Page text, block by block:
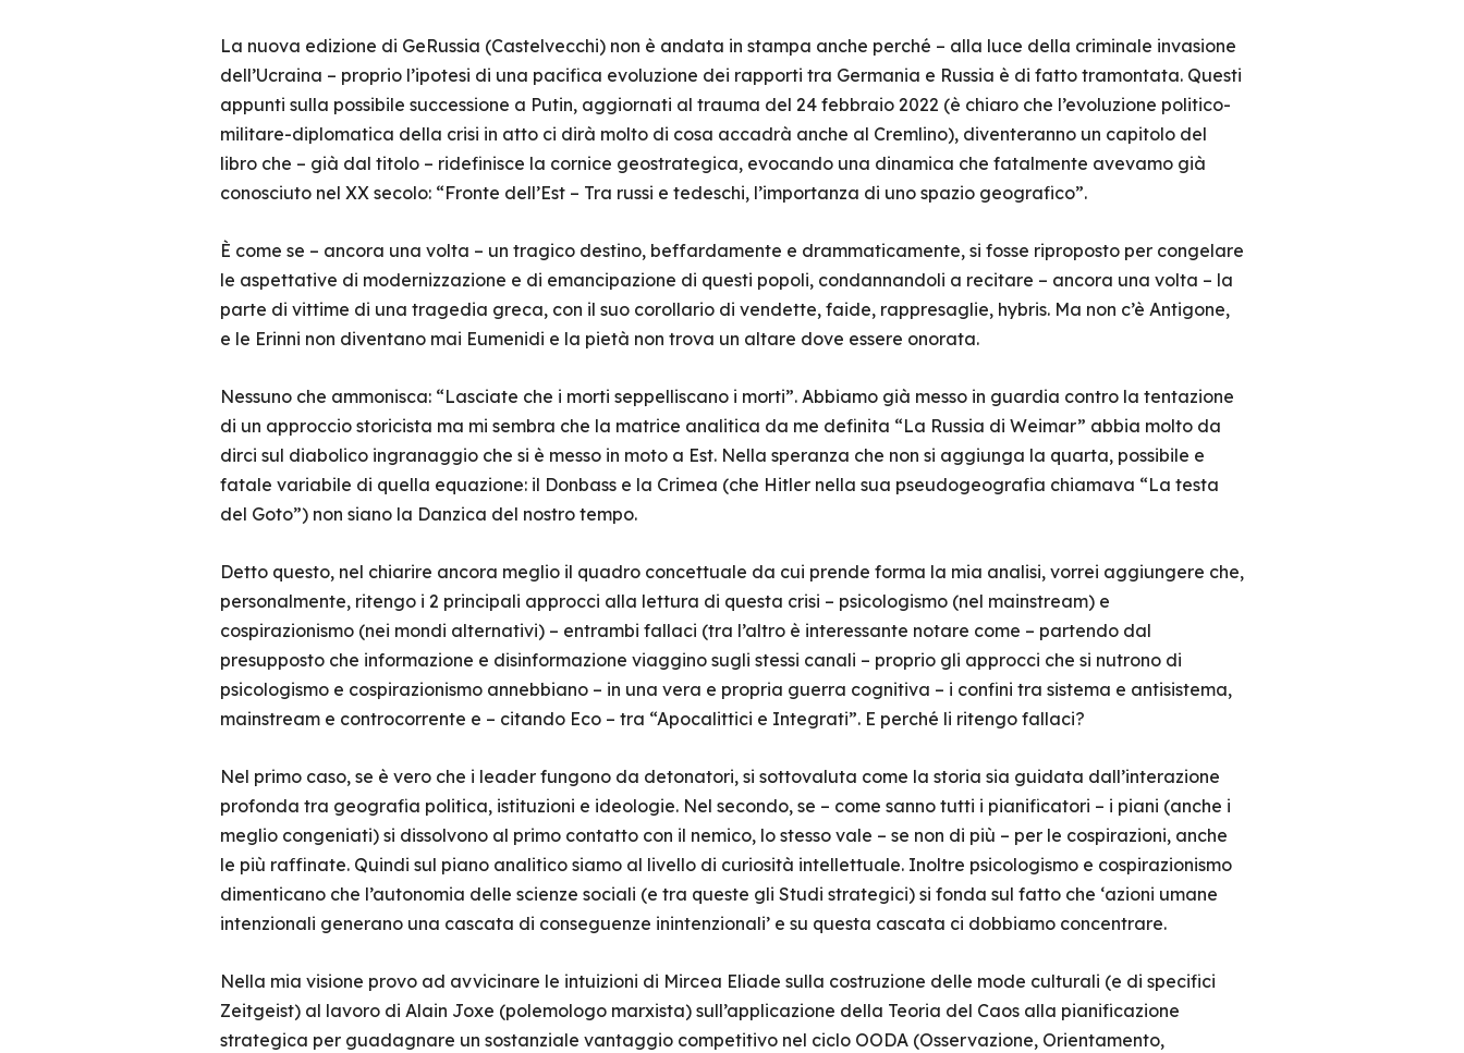
La nuova edizione di GeRussia (Castelvecchi) non è andata in stampa anche perché – alla luce della criminale invasione
dell’Ucraina – proprio l’ipotesi di una pacifica evoluzione dei rapporti tra Germania e Russia è di fatto tramontata. Questi
appunti sulla possibile successione a Putin, aggiornati al trauma del 24 febbraio 2022 (è chiaro che l’evoluzione politico-
militare-diplomatica della crisi in atto ci dirà molto di cosa accadrà anche al Cremlino), diventeranno un capitolo del
libro che – già dal titolo – ridefinisce la cornice geostrategica, evocando una dinamica che fatalmente avevamo già
conosciuto nel XX secolo: “Fronte dell’Est – Tra russi e tedeschi, l’importanza di uno spazio geografico”.
È come se – ancora una volta – un tragico destino, beffardamente e drammaticamente, si fosse riproposto per congelare
le aspettative di modernizzazione e di emancipazione di questi popoli, condannandoli a recitare – ancora una volta – la
parte di vittime di una tragedia greca, con il suo corollario di vendette, faide, rappresaglie, hybris. Ma non c’è Antigone,
e le Erinni non diventano mai Eumenidi e la pietà non trova un altare dove essere onorata.
Nessuno che ammonisca: “Lasciate che i morti seppelliscano i morti”. Abbiamo già messo in guardia contro la tentazione
di un approccio storicista ma mi sembra che la matrice analitica da me definita “La Russia di Weimar” abbia molto da
dirci sul diabolico ingranaggio che si è messo in moto a Est. Nella speranza che non si aggiunga la quarta, possibile e
fatale variabile di quella equazione: il Donbass e la Crimea (che Hitler nella sua pseudogeografia chiamava “La testa
del Goto”) non siano la Danzica del nostro tempo.
Detto questo, nel chiarire ancora meglio il quadro concettuale da cui prende forma la mia analisi, vorrei aggiungere che,
personalmente, ritengo i 2 principali approcci alla lettura di questa crisi – psicologismo (nel mainstream) e
cospirazionismo (nei mondi alternativi) – entrambi fallaci (tra l’altro è interessante notare come – partendo dal
presupposto che informazione e disinformazione viaggino sugli stessi canali – proprio gli approcci che si nutrono di
psicologismo e cospirazionismo annebbiano – in una vera e propria guerra cognitiva – i confini tra sistema e antisistema,
mainstream e controcorrente e – citando Eco – tra “Apocalittici e Integrati”. E perché li ritengo fallaci?
Nel primo caso, se è vero che i leader fungono da detonatori, si sottovaluta come la storia sia guidata dall’interazione
profonda tra geografia politica, istituzioni e ideologie. Nel secondo, se – come sanno tutti i pianificatori – i piani (anche i
meglio congeniati) si dissolvono al primo contatto con il nemico, lo stesso vale – se non di più – per le cospirazioni, anche
le più raffinate. Quindi sul piano analitico siamo al livello di curiosità intellettuale. Inoltre psicologismo e cospirazionismo
dimenticano che l’autonomia delle scienze sociali (e tra queste gli Studi strategici) si fonda sul fatto che ‘azioni umane
intenzionali generano una cascata di conseguenze inintenzionali’ e su questa cascata ci dobbiamo concentrare.
Nella mia visione provo ad avvicinare le intuizioni di Mircea Eliade sulla costruzione delle mode culturali (e di specifici
Zeitgeist) al lavoro di Alain Joxe (polemologo marxista) sull’applicazione della Teoria del Caos alla pianificazione
strategica per guadagnare un sostanziale vantaggio competitivo nel ciclo OODA (Osservazione, Orientamento,